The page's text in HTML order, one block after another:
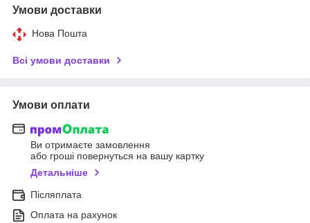
Умови доставки
Нова Пошта
Всі умови доставки
Умови оплати
Ви отримаєте замовлення
або гроші повернуться на вашу картку
Детальніше
Післяплата
Оплата на рахунок